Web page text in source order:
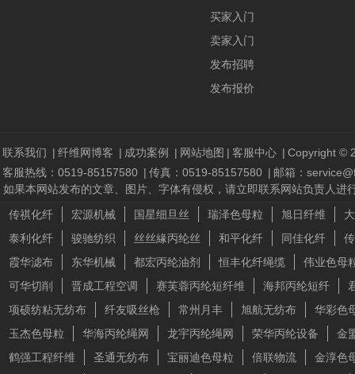
买家入门
卖家入门
发布招聘
发布报价
联系我们 | 纤维网博客 | 成功案例 | 网站地图 | 客服中心 | Copyright ©
客服热线：0519-85157580 | 传真：0519-85157580 | 邮箱：
如果本网站发布的文章、图片、字体有侵权，请立即联系网站负责人
传祺化纤
宏源机械 国星细旦丝 瑞泽色母粒 旭日纤维
泰利化纤
骏驰纺织 丝丝緣丙纶丝 和平化纤 同佳化纤
霞华滤布
东华机械 都宏丙纶油剂 恒丰化纤绳缆
伟业色母
可华切削
晋成工程空调 赛芙蓉丙纶短纤维 海邦丙纶短纤
项硕纺粘无纺布
纤友吸丝枪 常州月丰 旭航无纺布
华彩色
玉杰色母粒
华海丙纶绳网 龙宇丙纶绳网 荣华丙纶设备
金
鹤强工程纤维
圣通无纺布 宝丽迪色母粒 倍联物流
金淳色